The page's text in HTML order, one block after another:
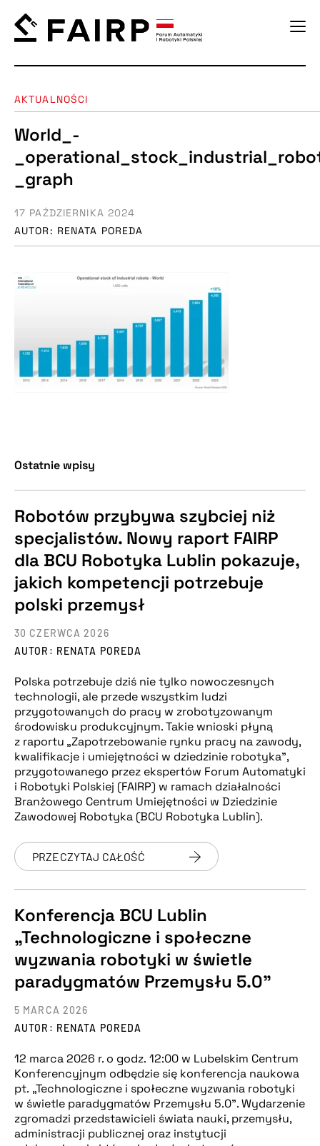
AKTUALNOŚCI
World_-
_graph
AUTOR: RENATA POREDA
17 PAŹDZIERNIKA 2024
Ostatnie wpisy
Robotów przybywa szybciej niż
specjalistów. Nowy raport FAIRP
dla BCU Robotyka Lublin pokazuje,
jakich kompetencji potrzebuje
polski przemysł
AUTOR: RENATA POREDA
30 CZERWCA 2026
Polska potrzebuje dziś nie tylko nowoczesnych
technologii, ale przede wszystkim ludzi
przygotowanych do pracy w zrobotyzowanym
środowisku produkcyjnym. Takie wnioski płyną
z raportu „Zapotrzebowanie rynku pracy na zawody,
kwalifikacje i umiejętności w dziedzinie robotyka”,
przygotowanego przez ekspertów Forum Automatyki
i Robotyki Polskiej (FAIRP) w ramach działalności
Branżowego Centrum Umiejętności w Dziedzinie
Zawodowej Robotyka (BCU Robotyka Lublin).
PRZECZYTAJ CAŁOŚĆ
Konferencja BCU Lublin
„Technologiczne i społeczne
wyzwania robotyki w świetle
paradygmatów Przemysłu 5.0”
AUTOR: RENATA POREDA
5 MARCA 2026
12 marca 2026 r. o godz. 12:00 w Lubelskim Centrum
Konferencyjnym odbędzie się konferencja naukowa
pt. „Technologiczne i społeczne wyzwania robotyki
w świetle paradygmatów Przemysłu 5.0”. Wydarzenie
zgromadzi przedstawicieli świata nauki, przemysłu,
administracji publicznej oraz instytucji